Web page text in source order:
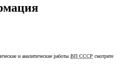
и аналитические работы ВП СССР смотрите